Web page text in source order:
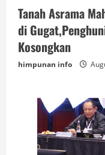
Tanah Asrama
di
Kosongkan
himpunan info